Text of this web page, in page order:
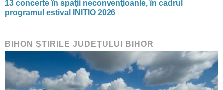
13 concerte în spaţii neconvenţioanle, în cadrul
programul estival INITIO 2026
BIHON ŞTIRILE JUDEŢULUI BIHOR